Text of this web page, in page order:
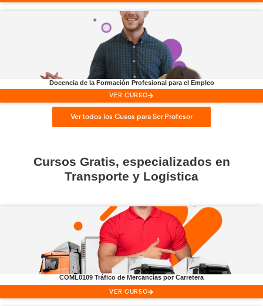
Ver todos los Cusos de Conductor
Hazteprofesor y enseña a
conductoreslo que has
Profesor de Autoescuela
VER CURSO